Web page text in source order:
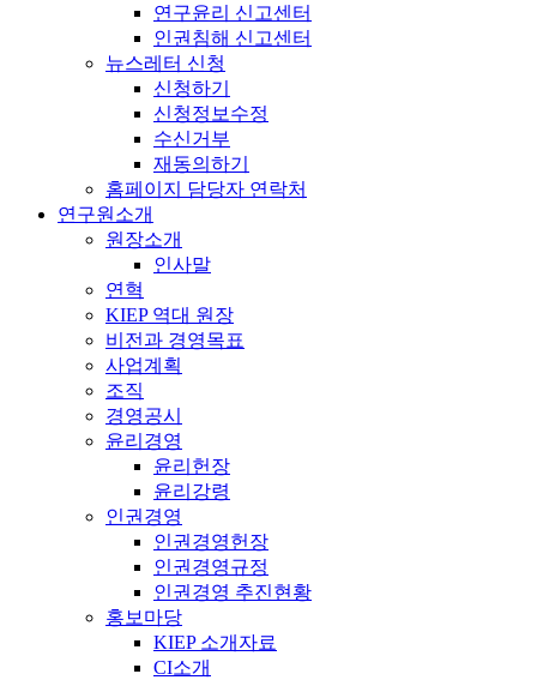
연구윤리 신고센터
인권침해 신고센터
뉴스레터 신청
신청하기
신청정보수정
수신거부
재동의하기
홈페이지 담당자 연락처
연구원소개
원장소개
인사말
연혁
KIEP 역대 원장
비전과 경영목표
사업계획
조직
경영공시
윤리경영
윤리헌장
윤리강령
인권경영
인권경영헌장
인권경영규정
인권경영 추진현황
홍보마당
KIEP 소개자료
CI소개